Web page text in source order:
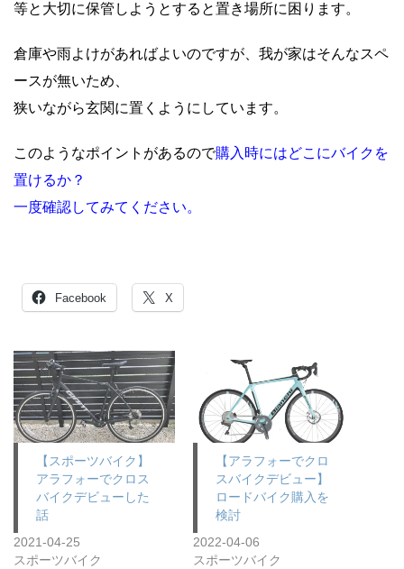
等と大切に保管しようとすると置き場所に困ります。
倉庫や雨よけがあればよいのですが、我が家はそんなスペ
ースが無いため、
狭いながら玄関に置くようにしています。
このようなポイントがあるので購入時にはどこにバイクを
置けるか？
一度確認してみてください。
Facebook X
【スポーツバイク】
アラフォーでクロス
バイクデビューした
話
2021-04-25
スポーツバイク
【アラフォーでクロ
スバイクデビュー】
ロードバイク購入を
検討
2022-04-06
スポーツバイク